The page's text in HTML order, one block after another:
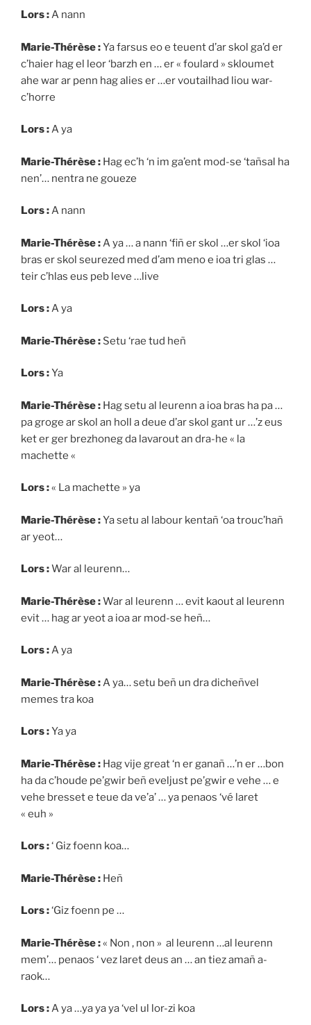
Lors :A nann
Marie-Thérèse :Ya farsus eo e teuent d’ar skol ga’d er
c’haier hag el leor ‘barzh en … er « foulard » skloumet
ahe war ar penn hag alies er …er voutailhad liou war-
c’horre
Lors :A ya
Marie-Thérèse : Hag ec’h ‘n im ga’ent mod-se ‘tañsal ha
nen’… nentra ne goueze
Lors :A nann
Marie-Thérèse : A ya … a nann ‘fiñ er skol …er skol ‘ioa
bras er skol seurezed med d’am meno e ioa tri glas …
teir c’hlas eus peb leve …live
Lors :A ya
Marie-Thérèse : Setu ‘rae tud heñ
Lors :Ya
Marie-Thérèse : Hag setu al leurenn a ioa bras ha pa …
pa groge ar skol an holl a deue d’ar skol gant ur …’z eus
ket er ger brezhoneg da lavarout an dra-he « la
machette «
Lors :« La machette » ya
Marie-Thérèse :Ya setu al labour kentañ ‘oa trouc’hañ
ar yeot…
Lors :War al leurenn…
Marie-Thérèse :War al leurenn … evit kaout al leurenn
evit … hag ar yeot a ioa ar mod-se heñ…
Lors :A ya
Marie-Thérèse : A ya… setu beñ un dra dicheñvel
memes tra koa
Lors :Ya ya
Marie-Thérèse : Hag vije great ‘n er ganañ …’n er …bon
ha da c’houde pe’gwir beñ eveljust pe’gwir e vehe … e
vehe bresset e teue da ve’a’ … ya penaos ‘vé laret
« euh »
Lors :‘ Giz foenn koa…
Marie-Thérèse : Heñ
Lors :‘Giz foenn pe …
Marie-Thérèse :« Non , non » al leurenn …al leurenn
mem’… penaos ‘ vez laret deus an … an tiez amañ a-
raok…
Lors :A ya …ya ya ya ‘vel ul lor-zi koa